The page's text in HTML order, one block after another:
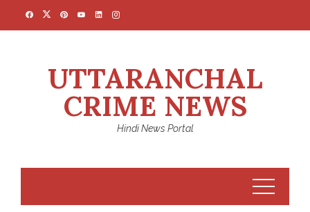
UTTARANCHAL
CRIME NEWS
Hindi News Portal